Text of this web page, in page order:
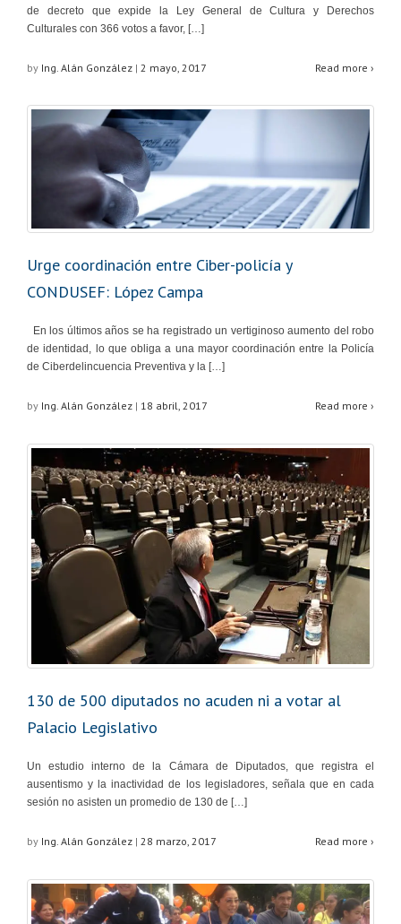
de decreto que expide la Ley General de Cultura y Derechos
Culturales con 366 votos a favor, […]
by Ing. Alán González | 2 mayo, 2017 Read more ›
Urge coordinación entre Ciber-policía y
CONDUSEF: López Campa
En los últimos años se ha registrado un vertiginoso aumento del robo
de identidad, lo que obliga a una mayor coordinación entre la Policía
de Ciberdelincuencia Preventiva y la […]
by Ing. Alán González | 18 abril, 2017 Read more ›
130 de 500 diputados no acuden ni a votar al
Palacio Legislativo
Un estudio interno de la Cámara de Diputados, que registra el
ausentismo y la inactividad de los legisladores, señala que en cada
sesión no asisten un promedio de 130 de […]
by Ing. Alán González | 28 marzo, 2017 Read more ›